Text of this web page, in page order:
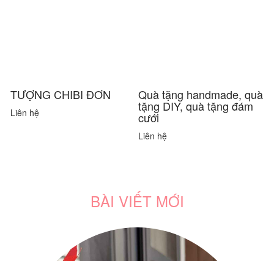
TƯỢNG CHIBI ĐƠN
Liên hệ
Quà tặng handmade, quà
tặng DIY, quà tặng đám
cưới
Liên hệ
BÀI VIẾT MỚI